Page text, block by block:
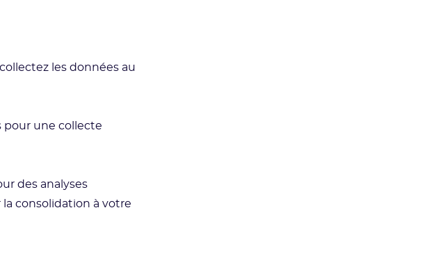
les données au
pour une collecte
des analyses
consolidation à votre